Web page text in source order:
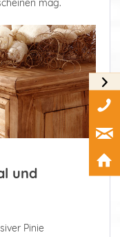
mag.
und
Pinie